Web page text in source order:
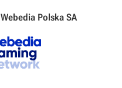
Webedia Polska SA